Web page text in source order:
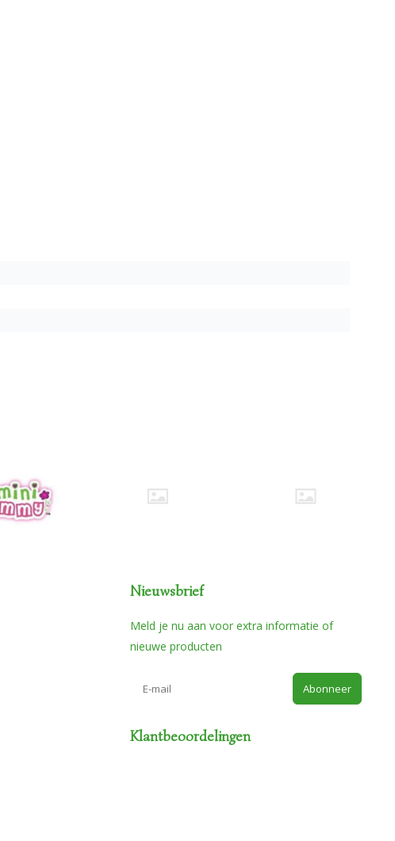
Nieuwsbrief
Meld je nu aan voor extra informatie of
nieuwe producten
Abonneer
Klantbeoordelingen